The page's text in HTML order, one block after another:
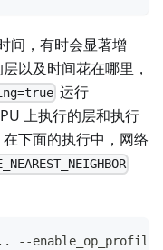
间，有时会显著增
以及时间花在哪里，
运行
上执行的层和执行
下面的执行中，网络
--